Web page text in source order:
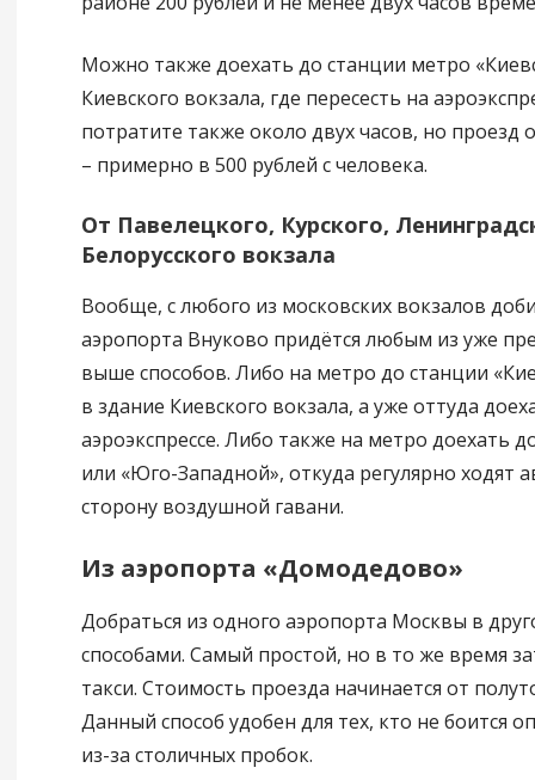
Можно также доехать до станции метро
Киевского вокзала, где пересесть на
потратите также около двух часов, но проезд
– примерно в 500 рублей с человека.
От Павелецкого, Курского,
Белорусского вокзала
Вообще, с любого из московских вокзалов
аэропорта Внуково придётся любым из уже
выше способов. Либо на метро до станции
в здание Киевского вокзала, а уже оттуда
аэроэкспрессе. Либо также на метро доехать
или «Юго-Западной», откуда регулярно ходят
сторону воздушной гавани.
Из аэропорта «Домодедово»
Добраться из одного аэропорта Москвы в
способами. Самый простой, но в то же время
такси. Стоимость проезда начинается от
Данный способ удобен для тех, кто не боится
из-за столичных пробок.